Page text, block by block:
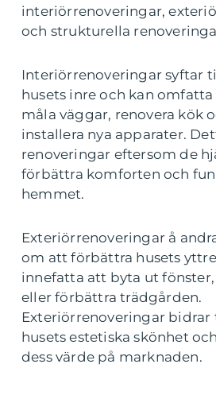
interiörrenoveringar,
och strukturella
Interiörrenoveringar syftar
husets inre och kan
måla väggar, renovera kök
installera nya apparater.
renoveringar eftersom de
förbättra komforten och
hemmet.
Exteriörrenoveringar å
om att förbättra husets
innefatta att byta ut
eller förbättra trädgården.
Exteriörrenoveringar
husets estetiska skönhet
dess värde på marknaden.